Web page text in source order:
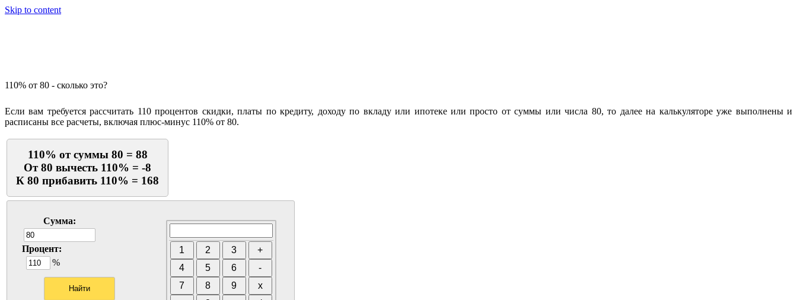
Skip to content
110% от 80 - сколько это?
Если вам требуется рассчитать 110 процентов скидки, платы по кредиту, доходу по вкладу или ипотеке или просто от суммы или числа 80, то далее на калькуляторе уже выполнены и
расписаны все расчеты, включая плюс-минус 110% от 80.
110% от суммы 80 = 88
От 80 вычесть 110% = -8
К 80 прибавить 110% = 168
Сумма:
Процент:
%